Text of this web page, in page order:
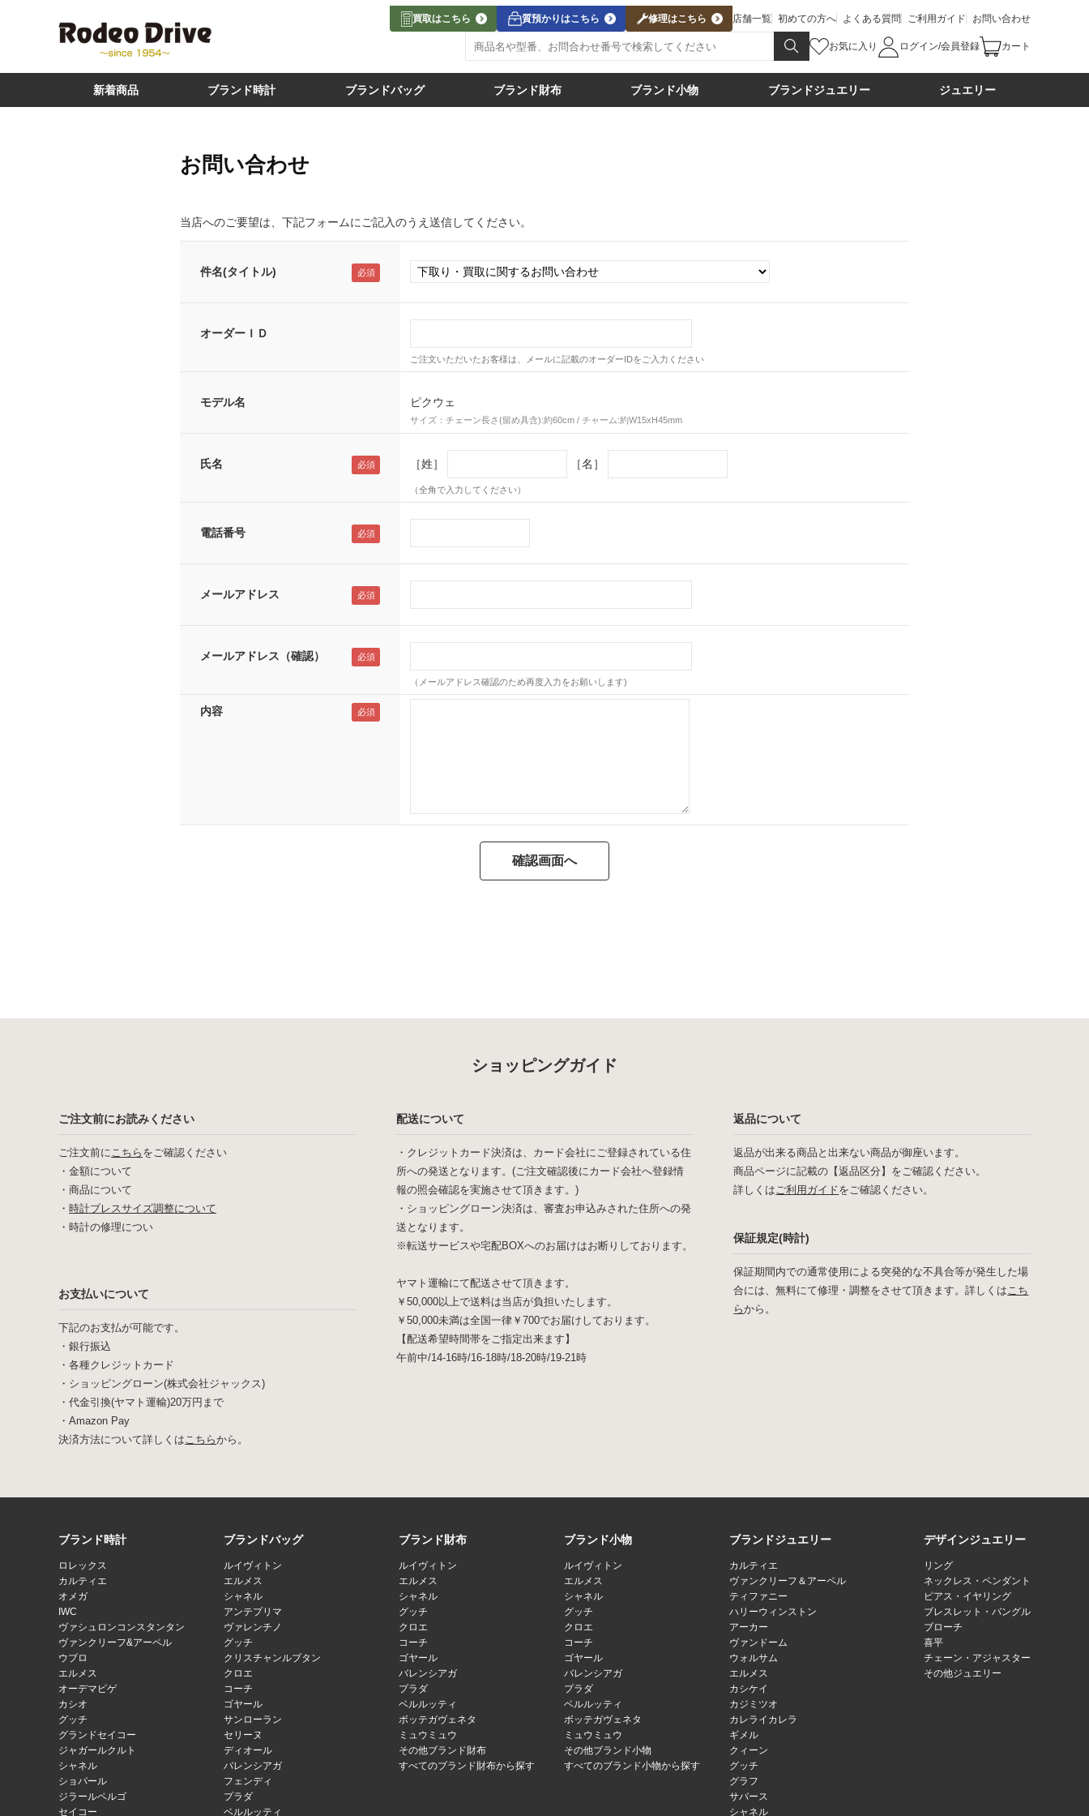
買取はこちら 質預かりはこちら 修理はこちら 店舗一覧 初めての方へ よくある質問 ご利用ガイド お問い合わせ
お気に入り ログイン/会員登録 カート
新着商品 ブランド時計 ブランドバッグ ブランド財布 ブランド小物 ブランドジュエリー ジュエリー
お問い合わせ
当店へのご要望は、下記フォームにご記入のうえ送信してください。
件名(タイトル)
オーダーＩＤ
ご注文いただいたお客様は、メールに記載のオーダーIDをご入力ください
モデル名 ピクウェ
サイズ：チェーン長さ(留め具含):約60cm / チャーム:約W15xH45mm
氏名 ［姓］ ［名］
（全角で入力してください）
電話番号
メールアドレス
メールアドレス（確認）
（メールアドレス確認のため再度入力をお願いします)
内容
ショッピングガイド
ご注文前にお読みください
ご注文前にこちら をご確認ください
・ 金額について
・ 商品について
・ 時計ブレスサイズ調整について
・ 時計の修理につい
お支払いについて
下記のお支払が可能です。
・銀行振込
・各種クレジットカード
・ショッピングローン(株式会社ジャックス)
・代金引換(ヤマト運輸)20万円まで
・Amazon Pay
決済方法について詳しくはこちらから。
配送について
・クレジットカード決済は、カード会社にご登録されている住
所への発送となります。(ご注文確認後にカード会社へ登録情
報の照会確認を実施させて頂きます。)
・ショッピングローン決済は、審査お申込みされた住所への発
送となります。
※転送サービスや宅配BOXへのお届けはお断りしております。
ヤマト運輸にて配送させて頂きます。
￥50,000以上で送料は当店が負担いたします。
￥50,000未満は全国一律￥700でお届けしております。
【配送希望時間帯をご指定出来ます】
午前中/14-16時/16-18時/18-20時/19-21時
返品について
返品が出来る商品と出来ない商品が御座います。
商品ページに記載の【返品区分】をご確認ください。
詳しくはご利用ガイドをご確認ください。
保証規定(時計)
保証期間内での通常使用による突発的な不具合等が発生した場
合には、無料にて修理・調整をさせて頂きます。詳しくはこち
らから。
ブランド時計
ロレックス
カルティエ
オメガ
IWC
ヴァシュロンコンスタンタン
ヴァンクリーフ&アーペル
ウブロ
エルメス
オーデマピゲ
カシオ
グッチ
グランドセイコー
ジャガールクルト
シャネル
ショパール
ジラールペルゴ
セイコー
ブランドバッグ
ルイヴィトン
エルメス
シャネル
アンテプリマ
ヴァレンチノ
グッチ
クリスチャンルブタン
クロエ
コーチ
ゴヤール
サンローラン
セリーヌ
ディオール
バレンシアガ
フェンディ
プラダ
ベルルッティ
ブランド財布
ルイヴィトン
エルメス
シャネル
グッチ
クロエ
コーチ
ゴヤール
バレンシアガ
プラダ
ベルルッティ
ボッテガヴェネタ
ミュウミュウ
その他ブランド財布
すべてのブランド財布から探す
ブランド小物
ルイヴィトン
エルメス
シャネル
グッチ
クロエ
コーチ
ゴヤール
バレンシアガ
プラダ
ベルルッティ
ボッテガヴェネタ
ミュウミュウ
その他ブランド小物
すべてのブランド小物から探す
ブランドジュエリー
カルティエ
ヴァンクリーフ＆アーペル
ティファニー
ハリーウィンストン
アーカー
ヴァンドーム
ウォルサム
エルメス
カシケイ
カジミツオ
カレライカレラ
ギメル
クィーン
グッチ
グラフ
サバース
シャネル
デザインジュエリー
リング
ネックレス・ペンダント
ピアス・イヤリング
ブレスレット・バングル
ブローチ
喜平
チェーン・アジャスター
その他ジュエリー